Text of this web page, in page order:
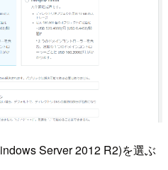
Server 2012 R2)を選ぶ